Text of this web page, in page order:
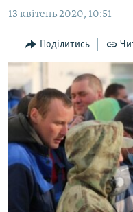
до
навігації
Перейти
до
пошуку
ПОЛІТИКА
БЛОГИ
ПОГЛЯД
ІНТЕРВ'Ю
ВСЕ ЗА ДЕНЬ
СПЕЦПРОЕКТИ
ДЕПОРТАЦІЯ
ВІДЕОУРОКИ «ELIFBE»
ЯК ОБІЙТИ
Русский
13 квітень 2020, 10:51
Поділитись